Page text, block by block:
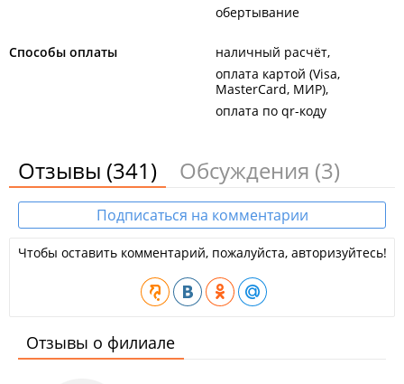
обертывание
Способы оплаты
наличный расчёт
оплата картой (Visa,
MasterCard, МИР)
оплата по qr-коду
Отзывы (341) Обсуждения (3)
Подписаться на комментарии
Чтобы оставить комментарий, пожалуйста, авторизуйтесь!
Отзывы о филиале